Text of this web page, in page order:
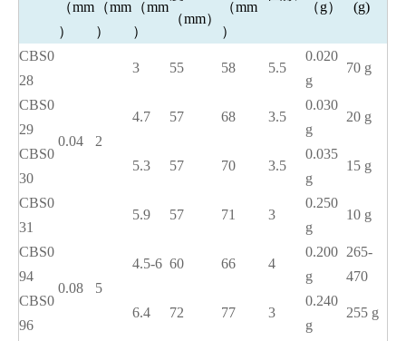
（mm
）
（mm
）
（mm
）
（mm）
（mm
）
（g）
(g)
CBS0
28
0.04 2
3 55 58 5.5
0.020
g
70 g
CBS0
29
4.7 57 68 3.5
0.030
g
20 g
CBS0
30
5.3 57 70 3.5
0.035
g
15 g
CBS0
31
5.9 57 71 3
0.250
g
10 g
CBS0
94
0.08 5
4.5-6 60 66 4
0.200
g
265-
470
CBS0
96
6.4 72 77 3
0.240
g
255 g